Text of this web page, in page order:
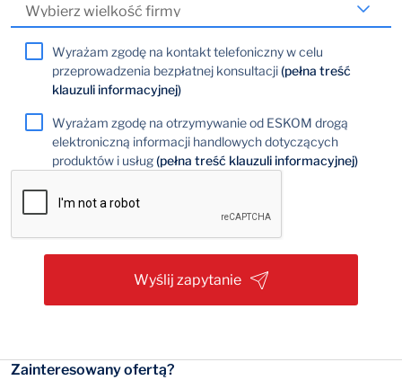
Wyrażam zgodę na kontakt telefoniczny w celu
przeprowadzenia bezpłatnej konsultacji(pełna treść
klauzuli informacyjnej)
Wyrażam zgodę na otrzymywanie od ESKOM drogą
elektroniczną informacji handlowych dotyczących
produktów i usług(pełna treść klauzuli informacyjnej)
Wyślij zapytanie
Zainteresowany ofertą?